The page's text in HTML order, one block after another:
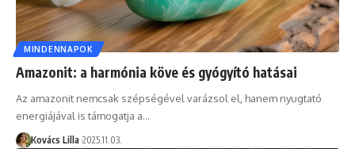
MINDENNAPOK
Amazonit: a harmónia köve és gyógyító hatásai
Az amazonit nemcsak szépségével varázsol el, hanem nyugtató
energiájával is támogatja a…
Kovács Lilla 2025.11.03.